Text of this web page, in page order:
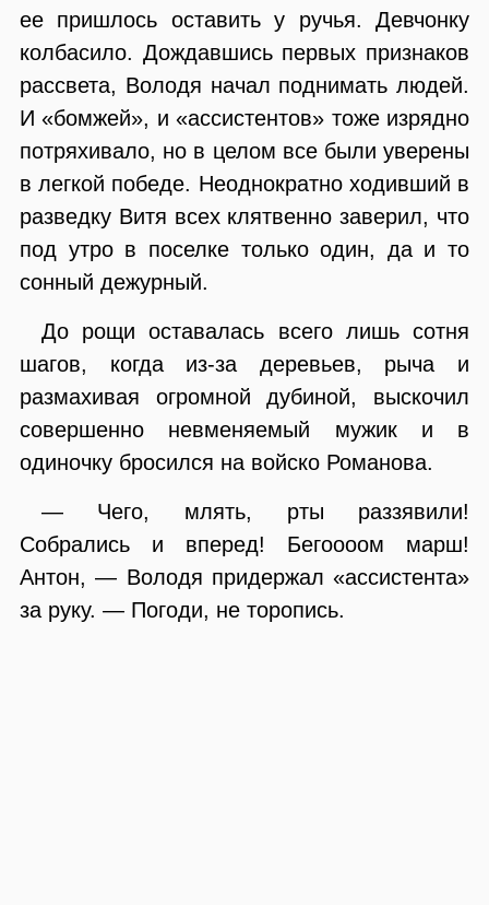
ее пришлось оставить у ручья. Девчонку
колбасило. Дождавшись первых признаков
рассвета, Володя начал поднимать людей.
И «бомжей», и «ассистентов» тоже изрядно
потряхивало, но в целом все были уверены
в легкой победе. Неоднократно ходивший в
разведку Витя всех клятвенно заверил, что
под утро в поселке только один, да и то
сонный дежурный.
До рощи оставалась всего лишь сотня
шагов, когда из-за деревьев, рыча и
размахивая огромной дубиной, выскочил
совершенно невменяемый мужик и в
одиночку бросился на войско Романова.
— Чего, млять, рты раззявили!
Собрались и вперед! Бегоооом марш!
Антон, — Володя придержал «ассистента»
за руку. — Погоди, не торопись.